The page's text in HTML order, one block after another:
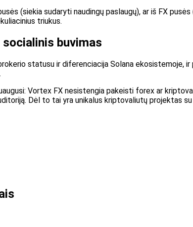
(siekia sudaryti naudingų paslaugų), ar iš FX
triukus.
buvimas
statusu ir diferenciacija Solana ekosistemoje,
Vortex FX nesistengia pakeisti forex ar
Dėl to tai yra unikalus kriptovaliutų projektas